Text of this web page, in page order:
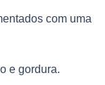
com uma
e gordura.